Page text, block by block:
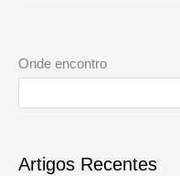
Onde encontro
Artigos Recentes